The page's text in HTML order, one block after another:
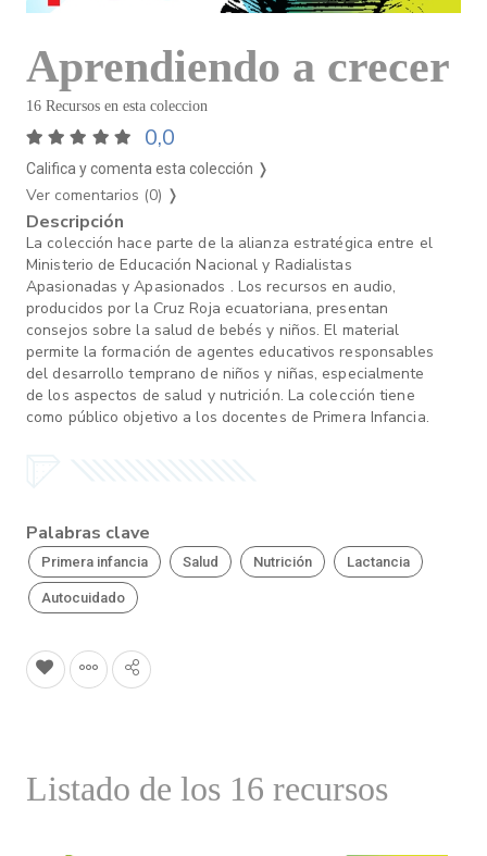
Aprendiendo a crecer
16 Recursos en esta coleccion
0,0
Califica y comenta esta colección ❭
Ver comentarios (0) ❭
Descripción
La colección hace parte de la alianza estratégica entre el
Ministerio de Educación Nacional y Radialistas
Apasionadas y Apasionados . Los recursos en audio,
producidos por la Cruz Roja ecuatoriana, presentan
consejos sobre la salud de bebés y niños. El material
permite la formación de agentes educativos responsables
del desarrollo temprano de niños y niñas, especialmente
de los aspectos de salud y nutrición. La colección tiene
como público objetivo a los docentes de Primera Infancia.
Palabras clave
Primera infancia Salud Nutrición Lactancia
Autocuidado
Listado de los 16 recursos